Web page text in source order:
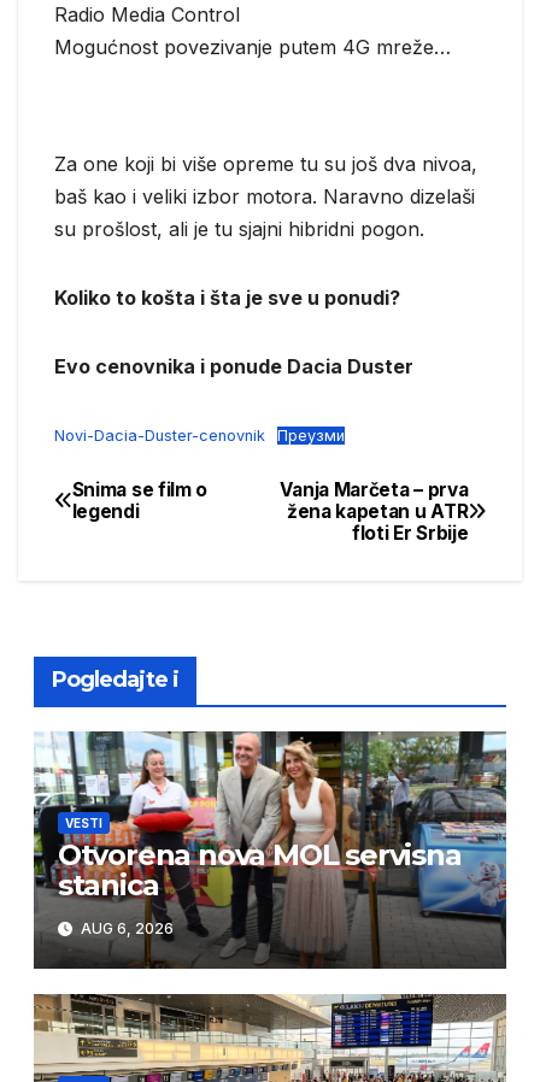
Radio Media Control
Mogućnost povezivanje putem 4G mreže…
Za one koji bi više opreme tu su još dva nivoa,
baš kao i veliki izbor motora. Naravno dizelaši
su prošlost, ali je tu sjajni hibridni pogon.
Koliko to košta i šta je sve u ponudi?
Evo cenovnika i ponude Dacia Duster
Novi-Dacia-Duster-cenovnik Преузми
Post
Vanja Marčeta – prva
žena kapetan u ATR
floti Er Srbije
Snima se film o
legendi
Pogledajte i
VESTI
Otvorena nova MOL servisna
stanica
AUG 6, 2026